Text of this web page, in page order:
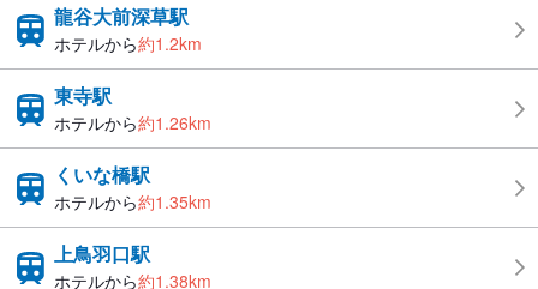
龍谷大前深草駅
ホテルから約1.2km
東寺駅
ホテルから約1.26km
くいな橋駅
ホテルから約1.35km
上鳥羽口駅
ホテルから約1.38km